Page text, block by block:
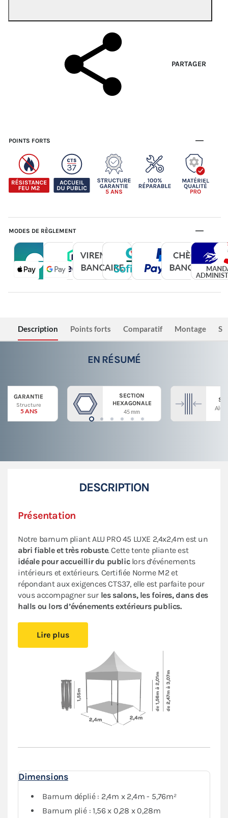
PARTAGER
POINTS FORTS
MODES DE RÈGLEMENT
Description Points forts Comparatif Montage
EN RÉSUMÉ
GARANTIE
Structure
5 ANS
SECTION
HEXAGONALE
45 mm
DESCRIPTION
Présentation
Notre barnum pliant ALU PRO 45 LUXE 2,4x2,4m est un
abri fiable et très robuste. Cette tente pliante est
idéale pour accueillir du publiclors d’événements
intérieurs et extérieurs. Certifiée Norme M2 et
répondant aux exigences CTS37, elle est parfaite pour
vous accompagner sur les salons, les foires, dans des
halls ou lors d’événements extérieurs publics.
facilement dans votre véhicule. Le
sans outilvous offre un véritable confort de
Installez-vous rapidement où vous le souhaitez et
protégez-vous des aléas de la météo.
Le toit et les murs de ce barnum 2,4x2,4msont en
polyester avec enduction PVC de 380 g/m². Le toit est
renforcé aux angles et sur les coutures, et la bâche
100% étanche
L'armature hexagonale en aluminium assure solidité
Lepack Fenêtres
murs avec fenêtre et d'un mur avec porte, vous
garantit une protection optimale contre les
Lire plus
Dimensions
Barnum déplié : 2,4m x 2,4m - 5,76m²
Barnum plié : 1,56 x 0,28 x 0,28m